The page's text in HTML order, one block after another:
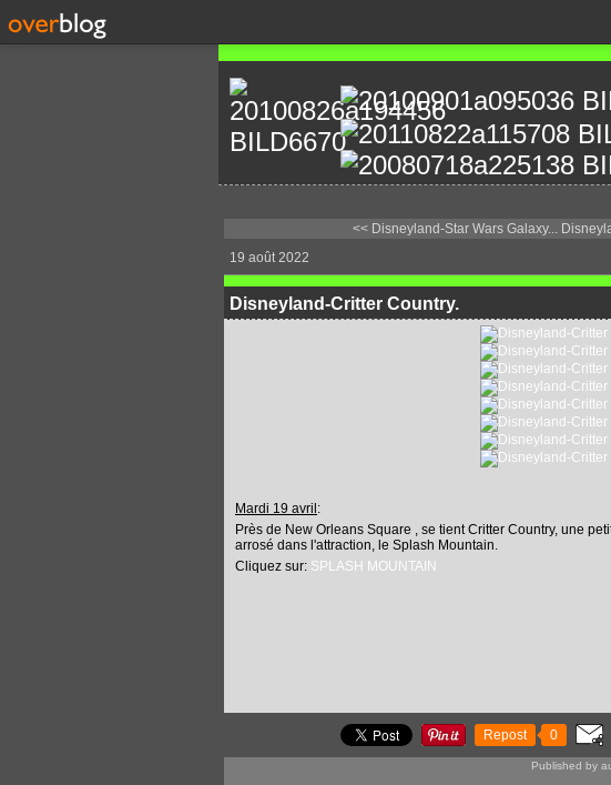
<< Disneyland-Star Wars Galaxy...
19 août 2022
Disneyland-Critter Country.
Mardi 19 avril :
Près de New Orleans Square , se tient Critter Country, une
arrosé dans l'attraction, le Splash Mountain.
Cliquez sur: SPLASH MOUNTAIN
Repost 0
Published by